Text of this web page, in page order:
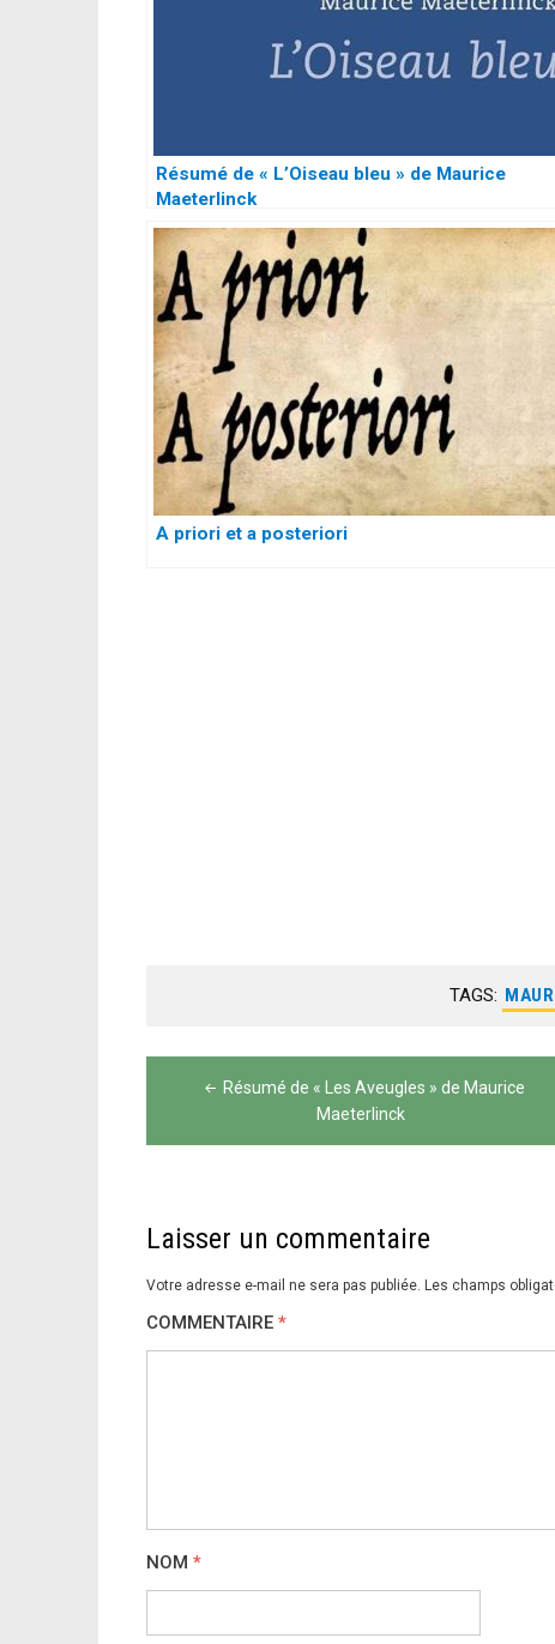
Résumé de « L’Oiseau bleu » de Maurice
Maeterlinck
A priori et a posteriori
TAGS:
Navigation
Résumé de « Les Aveugles » de Maurice
Maeterlinck
Laisser un commentaire
Votre adresse e-mail ne sera pas publiée. Les champs
COMMENTAIRE *
NOM *